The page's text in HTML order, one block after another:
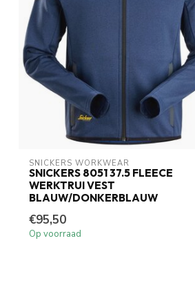
SNICKERS WORKWEAR
SNICKERS 8051 37.5 FLEECE
WERKTRUI VEST
BLAUW/DONKERBLAUW
€95,50
Op voorraad